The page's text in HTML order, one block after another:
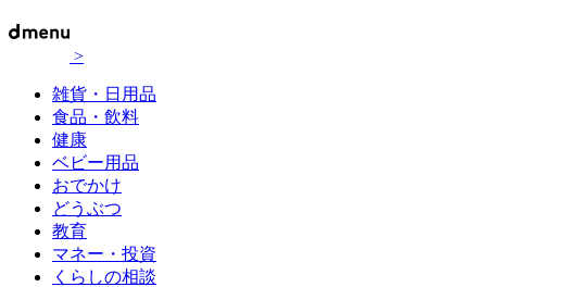
>
雑貨・日用品
食品・飲料
健康
ベビー用品
おでかけ
どうぶつ
教育
マネー・投資
くらしの相談